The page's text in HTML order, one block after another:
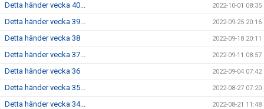
Detta händer vecka 40... 2022-10-01 08:35
Detta händer vecka 39... 2022-09-25 20:16
Detta händer vecka 38 2022-09-18 20:11
Detta händer vecka 37... 2022-09-11 08:57
Detta händer vecka 36 2022-09-04 07:42
Detta händer vecka 35... 2022-08-27 07:20
Detta händer vecka 34... 2022-08-21 11:48